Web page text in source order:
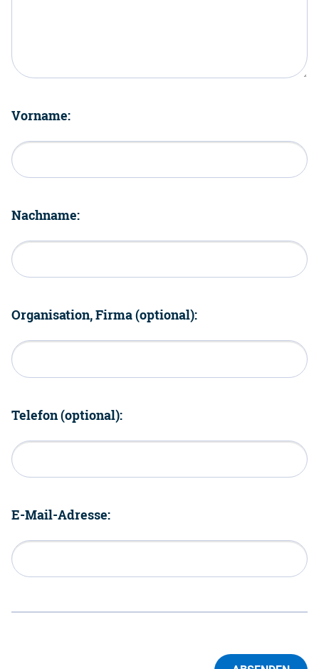
Vorname:
Nachname:
Organisation, Firma (optional):
Telefon (optional):
E-Mail-Adresse: